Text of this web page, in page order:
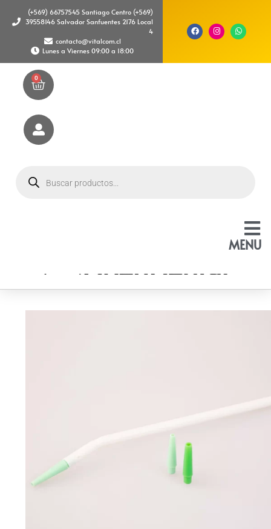
(+569) 66757545 Santiago Centro (+569)
39558146 Salvador Sanfuentes 2176 Local
4
contacto@vitalcom.cl
Lunes a Viernes 09:00 a 18:00
MENU
0